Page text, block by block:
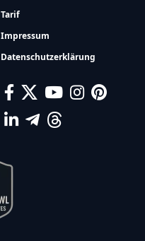
Tarif
Impressum
Datenschutzerklärung